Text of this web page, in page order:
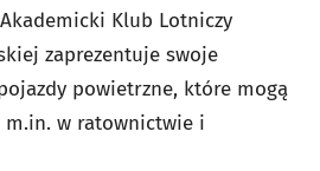
Klub Lotniczy
zaprezentuje swoje
powietrzne, które mogą
m.in. w ratownictwie i